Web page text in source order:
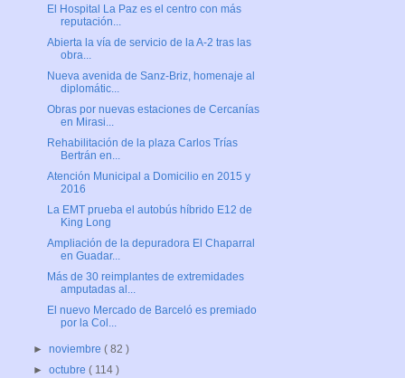
El Hospital La Paz es el centro con más
reputación...
Abierta la vía de servicio de la A-2 tras las
obra...
Nueva avenida de Sanz-Briz, homenaje al
diplomátic...
Obras por nuevas estaciones de Cercanías
en Mirasi...
Rehabilitación de la plaza Carlos Trías
Bertrán en...
Atención Municipal a Domicilio en 2015 y
2016
La EMT prueba el autobús híbrido E12 de
King Long
Ampliación de la depuradora El Chaparral
en Guadar...
Más de 30 reimplantes de extremidades
amputadas al...
El nuevo Mercado de Barceló es premiado
por la Col...
►noviembre( 82 )
►octubre( 114 )